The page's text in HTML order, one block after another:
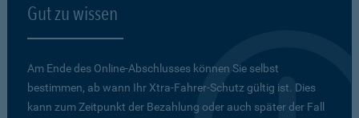
Gut zu wissen
Am Ende des Online-Abschlusses können Sie selbst
bestimmen, ab wann Ihr Xtra-Fahrer-Schutz gültig ist. Dies
kann zum Zeitpunkt der Bezahlung oder auch später der Fall